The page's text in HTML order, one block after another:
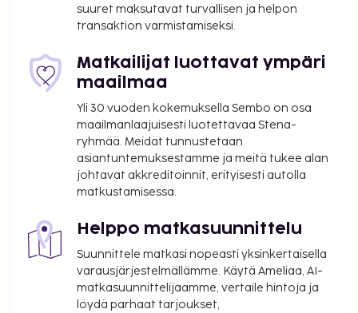
Tässä on mainittu kaikki majoituspaikan meille
ilmoittamat maksut.
Maksu buffetaamiaisesta: noin 499 THB
aikuisille ja 249 THB lapsille
Langaton internetyhteys huoneessa: 50 THB
per 24 tuntia (hinnat saattavat vaihdella)
Lisävuode: 1000 THB per yö
Yllä oleva luettelo ei ehkä kata kaikkea. Maksut ja
takuumaksut eivät välttämättä sisällä veroja, ja ne
saattavat muuttua.
Yksi korkeintaan 11 vuotta vanha lapsi voi
majoittua ilmaiseksi, kun hän käyttää
vanhemman tai huoltajan huoneessa olevia
sänkyjä.
Tämä majoituspaikka ei salli lemmikkejä ja
suuret maksutavat turvallisen ja helpon
transaktion varmistamiseksi.
Matkailijat luottavat ympäri
maailmaa
Yli 30 vuoden kokemuksella Sembo on osa
maailmanlaajuisesti luotettavaa Stena-
ryhmää. Meidät tunnustetaan
asiantuntemuksestamme ja meitä tukee alan
johtavat akkreditoinnit, erityisesti autolla
matkustamisessa.
Helppo matkasuunnittelu
Suunnittele matkasi nopeasti yksinkertaisella
varausjärjestelmällämme. Käytä Ameliaa, AI-
matkasuunnittelijaamme, vertaile hintoja ja
löydä parhaat tarjoukset,